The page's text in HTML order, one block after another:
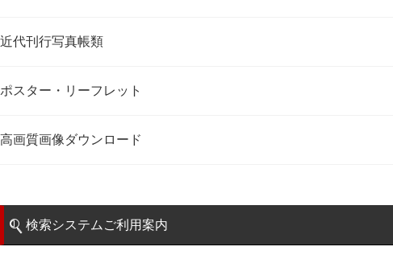
近代刊行写真帳類
ポスター・リーフレット
高画質画像ダウンロード
検索システムご利用案内